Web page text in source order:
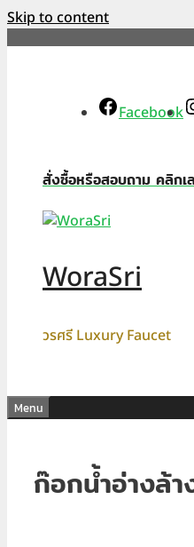
Skip to content
Facebook
สั่งซื้อหรือสอบถาม คลิกเ
WoraSri
วรศรี Luxury Faucet
Menu
ก๊อกน้ำอ่างล้า